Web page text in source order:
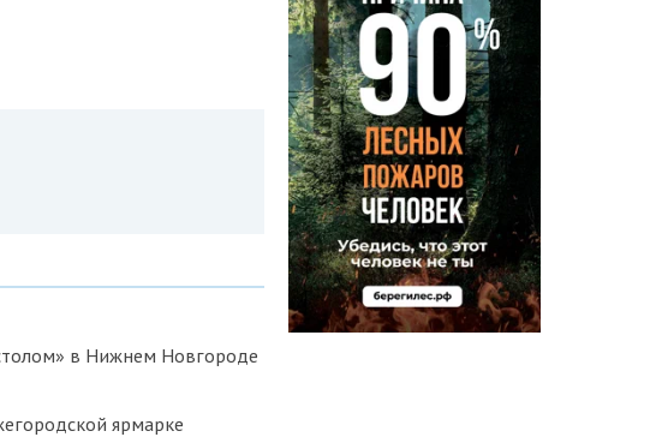
в Нижнем Новгороде
ярмарке